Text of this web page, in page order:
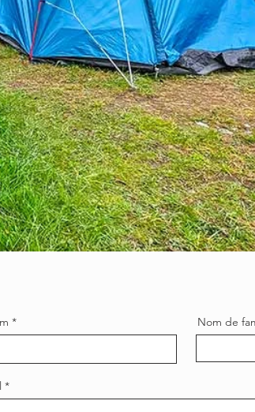
Nom de